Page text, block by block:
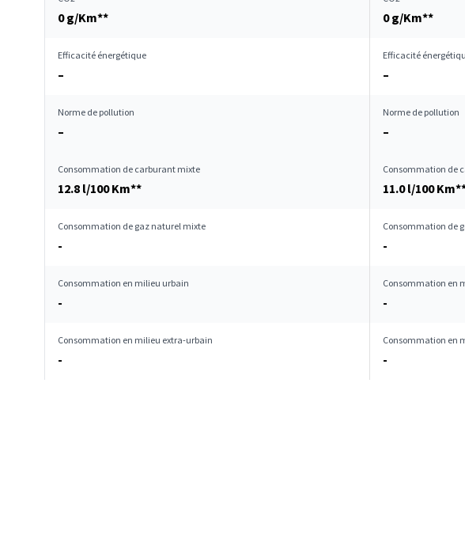
0 g/Km** 0 g/Km**
Efficacité énergétique
–
Efficacité
–
Norme de pollution
–
Norme de pollution
–
Consommation de carburant mixte
12.8 l/100 Km**
Consommation de
11.0 l/100
Consommation de gaz naturel mixte
-
Consommation de
-
Consommation en milieu urbain
-
Consommation en
-
Consommation en milieu extra-urbain
-
Consommation en
-